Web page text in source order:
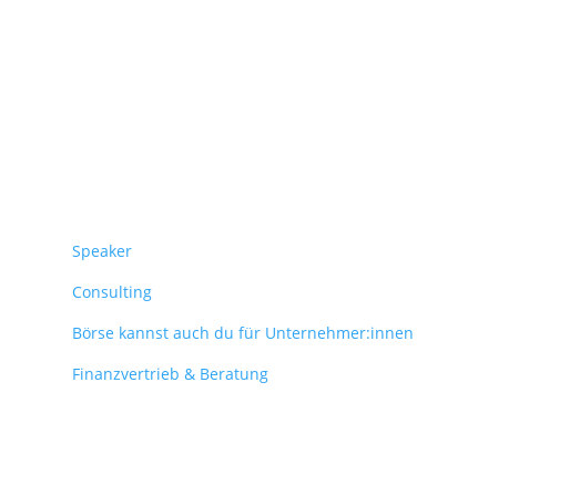
Speaker
Consulting
Börse kannst auch du für Unternehmer:innen
Finanzvertrieb & Beratung